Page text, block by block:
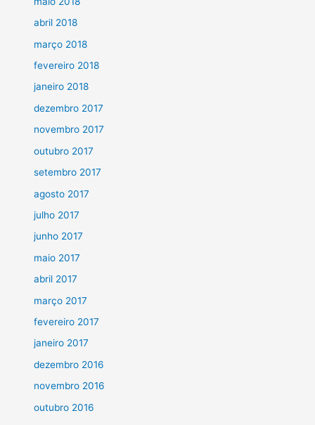
abril 2018
março 2018
fevereiro 2018
janeiro 2018
dezembro 2017
novembro 2017
outubro 2017
setembro 2017
agosto 2017
julho 2017
junho 2017
maio 2017
abril 2017
março 2017
fevereiro 2017
janeiro 2017
dezembro 2016
novembro 2016
outubro 2016